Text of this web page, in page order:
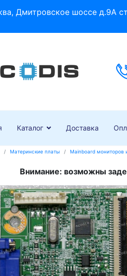
Дмитровское шоссе д.9А
Каталог Доставка
Материнские платы Mainboard мониторов
Внимание: возможны